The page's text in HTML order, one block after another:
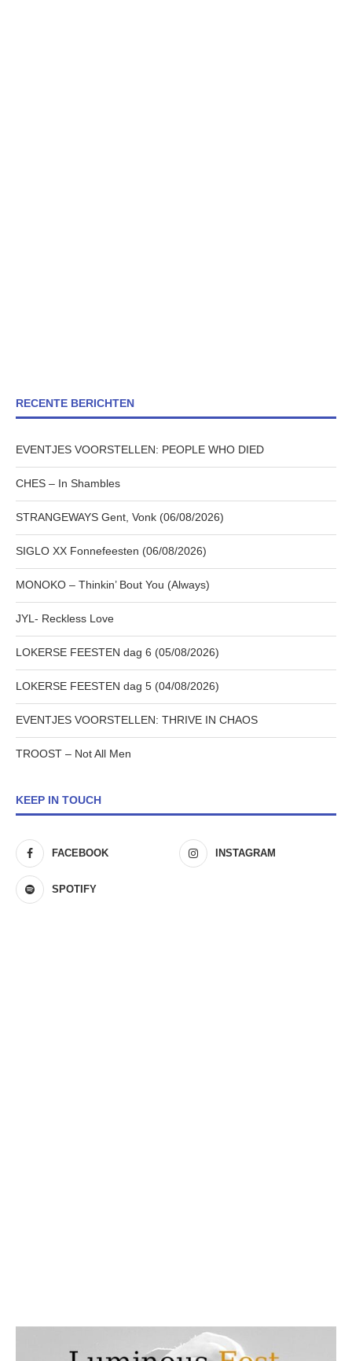
RECENTE BERICHTEN
EVENTJES VOORSTELLEN: PEOPLE WHO DIED
CHES – In Shambles
STRANGEWAYS Gent, Vonk (06/08/2026)
SIGLO XX Fonnefeesten (06/08/2026)
MONOKO – Thinkin’ Bout You (Always)
JYL- Reckless Love
LOKERSE FEESTEN dag 6 (05/08/2026)
LOKERSE FEESTEN dag 5 (04/08/2026)
EVENTJES VOORSTELLEN: THRIVE IN CHAOS
TROOST – Not All Men
KEEP IN TOUCH
FACEBOOK INSTAGRAM
SPOTIFY